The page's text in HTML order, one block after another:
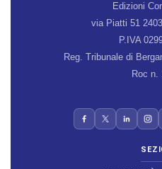
Edizioni
via Piatti 51
P.IVA
Reg. Tribunale di
Roc n.